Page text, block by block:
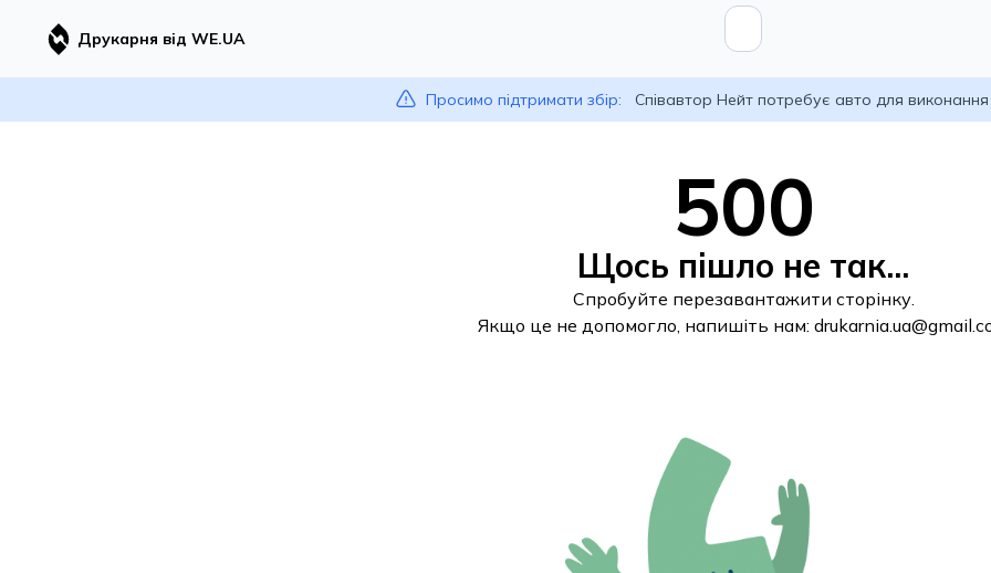
Друкарня від WE.UA
Просимо підтримати збір: Співавтор Нейт потребує авто для
500
Щось пішло не так...
Спробуйте перезавантажити сторінку.
Якщо це не допомогло, напишіть нам: